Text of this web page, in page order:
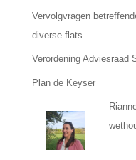
Vervolgvragen
diverse flats
Verordening Adviesraad
Plan de Keyser